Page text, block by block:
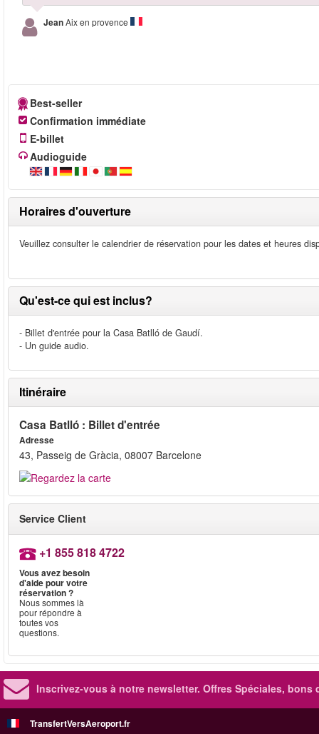
JeanAix en provence
Best-seller
Confirmation immédiate
E-billet
Audioguide
Horaires d'ouverture
Veuillez consulter le calendrier de réservation pour les dates et heures
Qu'est-ce qui est inclus?
- Billet d'entrée pour la Casa Batlló de Gaudí.
- Un guide audio.
Itinéraire
Casa Batlló : Billet d'entrée
Adresse
43, Passeig de Gràcia, 08007 Barcelone
Service Client
+1 855 818 4722
Vous avez besoin
d'aide pour votre
réservation ?
Nous sommes là
pour répondre à
toutes vos
questions.
Inscrivez-vous à notre newsletter. Offres Spéciales, bons
TransfertVersAeroport.fr